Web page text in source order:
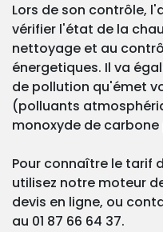
Lors de son contrôle,
vérifier l'état de la
nettoyage et au
énergetiques. Il va
de pollution qu'émet
(polluants
monoxyde de
Pour connaître le tarif
utilisez notre moteur
devis en ligne, ou
au 01 87 66 64 37.